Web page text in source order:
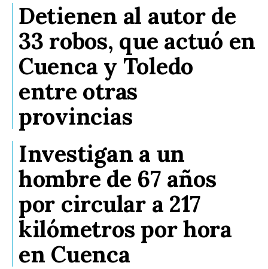
Detienen al autor de
33 robos, que actuó en
Cuenca y Toledo
entre otras
provincias
Investigan a un
hombre de 67 años
por circular a 217
kilómetros por hora
en Cuenca